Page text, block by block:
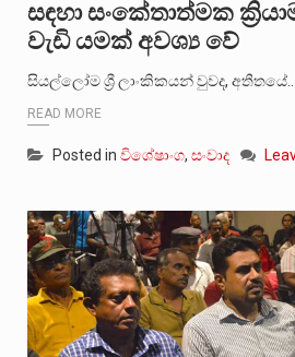
සඳහා සංකේතාත්මක
වැඩි යමක් අවශ්‍ය වේ
සියල්ලෝම ශ්‍රී ලාංකිකයන් වුවද, අතීතයේ…
READ MORE
Posted in විශේෂාංග, සංවාද